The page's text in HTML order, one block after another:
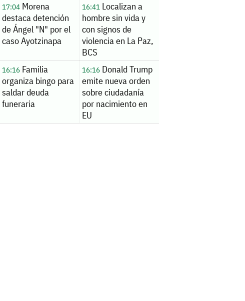
17:04 Morena
destaca detención
de Ángel "N" por el
caso Ayotzinapa
16:41Localizan a
hombre sin vida y
con signos de
violencia en La Paz,
BCS
16:16 Familia
organiza bingo para
saldar deuda
funeraria
16:16Donald Trump
emite nueva orden
sobre ciudadanía
por nacimiento en
EU